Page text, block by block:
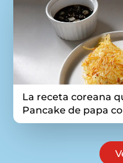
La receta coreana
Pancake de papa